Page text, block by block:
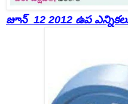
జూన్ 12 2012 ఉప